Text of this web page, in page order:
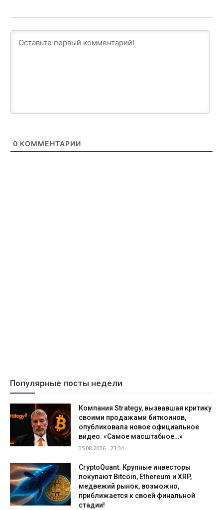
0 КОММЕНТАРИИ
Популярные посты недели
Компания Strategy, вызвавшая критику
своими продажами биткоинов,
опубликовала новое официальное
видео: «Самое масштабное…»
05.08.2026 - 23:34
CryptoQuant: Крупные инвесторы
покупают Bitcoin, Ethereum и XRP,
медвежий рынок, возможно,
приближается к своей финальной
стадии!